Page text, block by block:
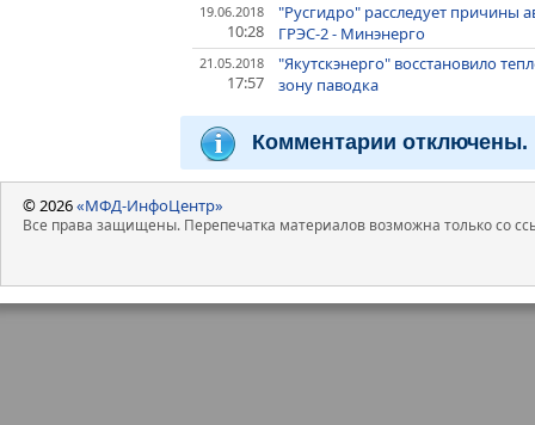
19.06.2018
10:28
"Русгидро" расследует причины
ГРЭС-2 - Минэнерго
21.05.2018
17:57
"Якутскэнерго" восстановило
зону паводка
Комментарии отключены.
© 2026«МФД-ИнфоЦентр»
Все права защищены. Перепечатка материалов возможна только со